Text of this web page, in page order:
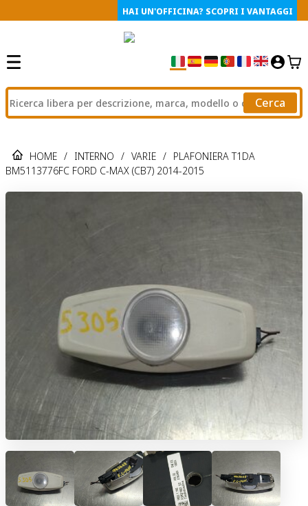
HAI UN'OFFICINA? SCOPRI I VANTAGGI
Cerca
HOME / INTERNO / VARIE / PLAFONIERA T1DA
BM5113776FC FORD C-MAX (CB7) 2014-2015